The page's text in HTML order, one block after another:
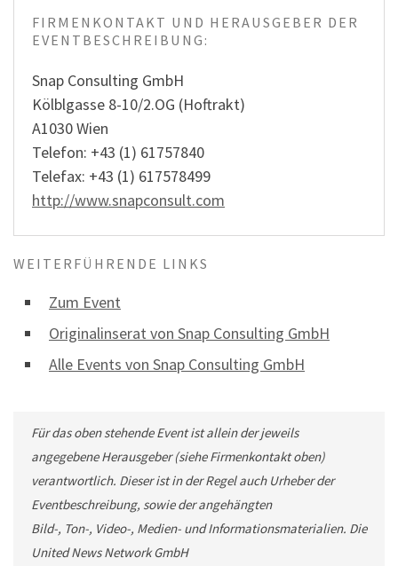
FIRMENKONTAKT UND HERAUSGEBER DER
EVENTBESCHREIBUNG:
Snap Consulting GmbH
Kölblgasse 8-10/2.OG (Hoftrakt)
A1030 Wien
Telefon: +43 (1) 61757840
Telefax: +43 (1) 617578499
http://www.snapconsult.com
WEITERFÜHRENDE LINKS
Zum Event
Originalinserat von Snap Consulting GmbH
Alle Events von Snap Consulting GmbH
Für das oben stehende Event ist allein der jeweils
angegebene Herausgeber (siehe Firmenkontakt oben)
verantwortlich. Dieser ist in der Regel auch Urheber der
Eventbeschreibung, sowie der angehängten
Bild-, Ton-, Video-, Medien- und Informationsmaterialien. Die
United News Network GmbH